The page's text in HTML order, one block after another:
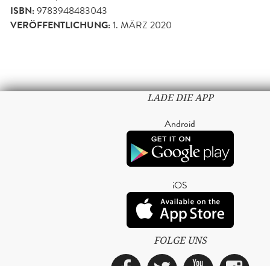
ISBN:9783948483043
VERÖFFENTLICHUNG:1. MÄRZ 2020
LADE DIE APP
Android
iOS
FOLGE UNS